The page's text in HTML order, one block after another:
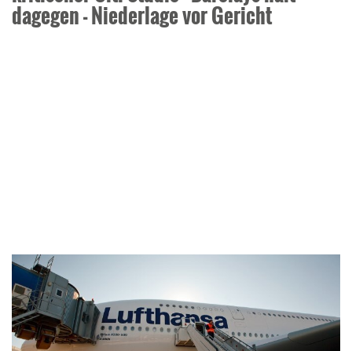
dagegen - Niederlage vor Gericht